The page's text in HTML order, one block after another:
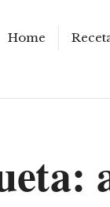
Home